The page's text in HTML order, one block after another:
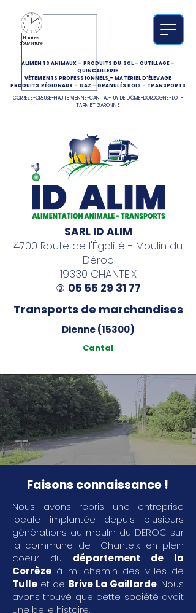
ALIMENTS ANIMAUX - PRODUITS DU SOL-OUTILLAGE-
QUINCAILLERIE
VÊTEMENTS PROFESSIONNELS -MATÉRIEL D'ÉLEVAGE
PRODUITS RÉGIONAUX - GAZ -GRANULÉS BOIS - TRANSPORTS
CORRÈZE-CREUSE-HAUTE VIENNE-CANTAL-PUY DE DÔME-DORDOGNE-LOT-
TARN ET GARONNE
Horaires
d'ouverture
SARL ID ALIM
4700 Route de l'Égalité - Moulin du
Déroc
19330 CHANTEIX
) 05 55 29 31 77
Transports de marchandises
Dienne (15300)
Cantal
Faisons connaissance !
Nous avons repris une entreprise
locale implantée depuis plusieurs
générations au moulin du DEROC sur
la commune de Chanteix en plein
coeur du département de la
Corrèze à mi-chemin des villes de
Tulle et de Brive La Gaillarde. Nous
avons trouvé que cette société avait
une belle histoire.